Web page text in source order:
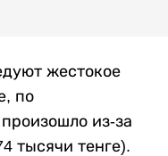
жестокое
по
из-за
тысячи тенге).